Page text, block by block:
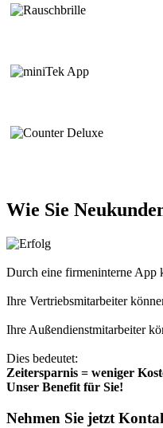
Wie Sie
Durch eine firmeninterne App
Ihre Vertriebsmitarbeiter
Ihre Außendienstmitarbeiter
Dies bedeutet:
Zeitersparnis = weniger
Unser Benefit für Sie!
Nehmen Sie jetzt